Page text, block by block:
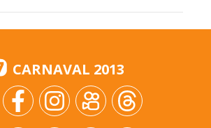
CARNAVAL 2013